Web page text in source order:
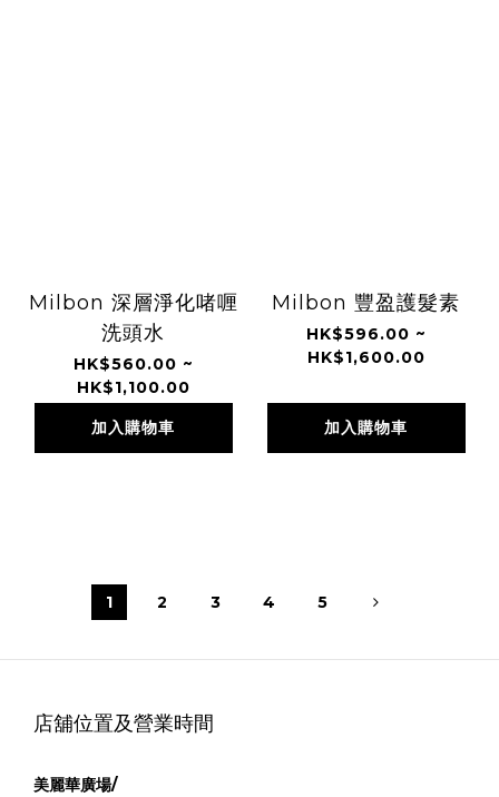
Milbon 深層淨化啫喱
洗頭水
HK$560.00 ~
HK$1,100.00
加入購物車
Milbon 豐盈護髮素
HK$596.00 ~
HK$1,600.00
加入購物車
1 2 3 4 5
店舖位置及營業時間
美麗華廣場/